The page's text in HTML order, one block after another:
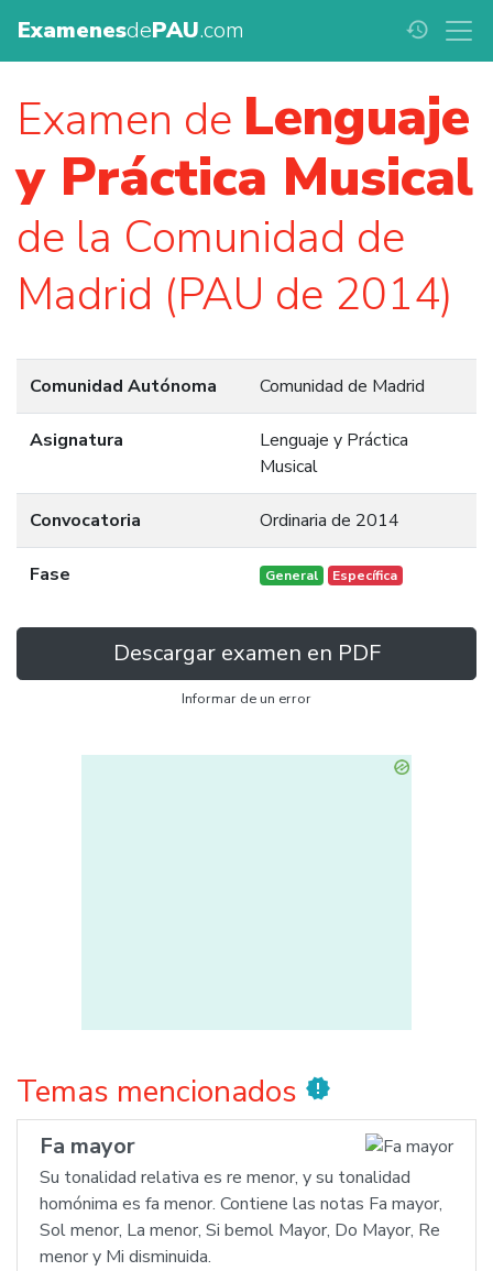
ExamenesdePAU.com history
Examen de Lenguaje
y Práctica Musical
de la Comunidad de
Madrid (PAU de 2014)
Comunidad Autónoma Comunidad de Madrid
Asignatura
Lenguaje y Práctica
Musical
Convocatoria Ordinaria de 2014
Fase General Específica
Descargar examen en PDF
Informar de un error
Temas mencionados new_releases
Fa mayor
Su tonalidad relativa es re menor, y su tonalidad
homónima es fa menor. Contiene las notas Fa mayor,
Sol menor, La menor, Si bemol Mayor, Do Mayor, Re
menor y Mi disminuida.